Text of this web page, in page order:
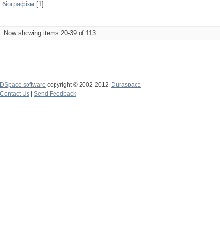
біографізм [1]
Now showing items 20-39 of 113
DSpace software copyright © 2002-2012
Duraspace
Contact Us
Send Feedback